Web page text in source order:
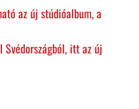
az új stúdióalbum, a
Svédországból, itt az új